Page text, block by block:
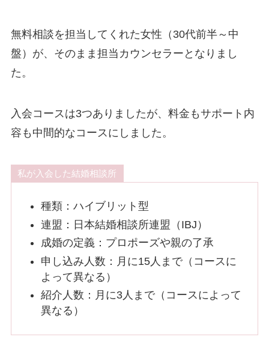
無料相談を担当してくれた女性（30代前半～中
盤）が、そのまま担当カウンセラーとなりまし
た。
入会コースは3つありましたが、料金もサポート内
容も中間的なコースにしました。
私が入会した結婚相談所
種類：ハイブリット型
連盟：日本結婚相談所連盟（IBJ）
成婚の定義：プロポーズや親の了承
申し込み人数：月に15人まで（コースに
よって異なる）
紹介人数：月に3人まで（コースによって
異なる）